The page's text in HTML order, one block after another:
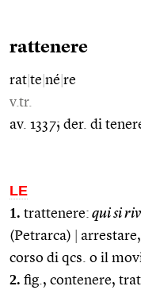
rattenere
rat te né re
v.tr.
av. 1337; der. di
LE
1. trattenere: qui si
(Petrarca)
corso di qcs. o il
2. fig., contenere,